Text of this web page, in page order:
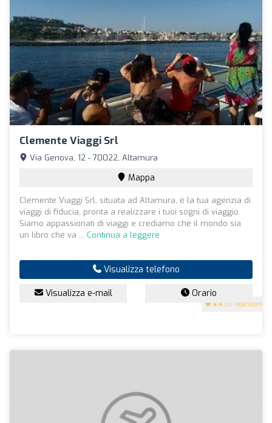
Clemente Viaggi Srl
4.4 (31 recensioni)
Via Genova, 12 - 70022, Altamura
Mappa
Clemente Viaggi Srl, situata ad Altamura, è la tua agenzia di
viaggi di fiducia, pronta a realizzare i tuoi sogni di viaggio.
Siamo appassionati di viaggi e crediamo che il mondo sia
un libro che va ... Continua a leggere
Visualizza telefono
Visualizza e-mail Orario